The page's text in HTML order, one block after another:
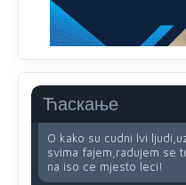
Ћаскање
besjedi znam ja dobro
Анонимно2810587
40 пре
Proguglajte
Анонимно2810587
O kako su cudni lvi
svima fajem,radujem se
na iso ce mjesto leci!